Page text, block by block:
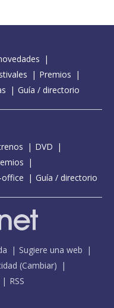
Premios
Guía / directorio
DVD
Guía / directorio
Sugiere una web
(Cambiar)
RSS